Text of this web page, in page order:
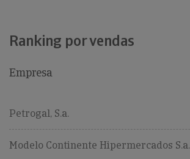
Ranking por vendas
Empresa
Petrogal, S.a.
Modelo Continente Hipermercados S.a.